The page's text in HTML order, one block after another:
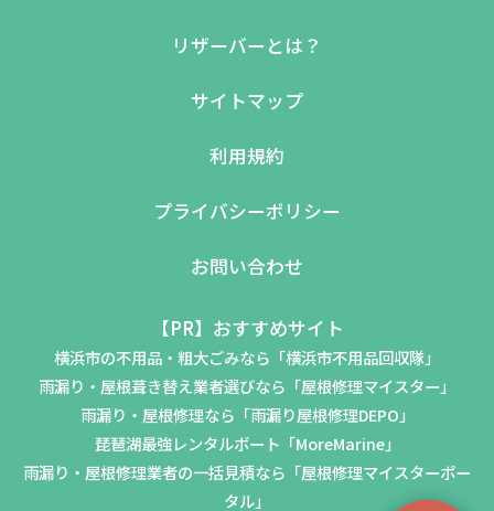
リザーバーとは？
サイトマップ
利用規約
プライバシーポリシー
お問い合わせ
【PR】おすすめサイト
横浜市の不用品・粗大ごみなら「横浜市不用品回収隊」
雨漏り・屋根葺き替え業者選びなら「屋根修理マイスター」
雨漏り・屋根修理なら「雨漏り屋根修理DEPO」
琵琶湖最強レンタルボート「MoreMarine」
雨漏り・屋根修理業者の一括見積なら「屋根修理マイスターポー
タル」